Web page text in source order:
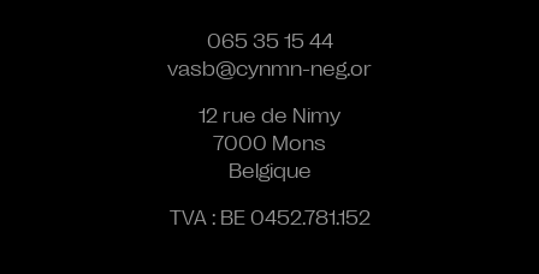
065 35 15 44
vasb@cynmn-neg.or
12 rue de Nimy
7000 Mons
Belgique
TVA : BE 0452.781.152